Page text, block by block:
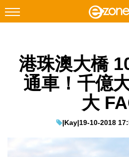
Facebook Instagram
科技焦點
港珠澳大橋
通車！千億
大
|Kay|19-10-2018